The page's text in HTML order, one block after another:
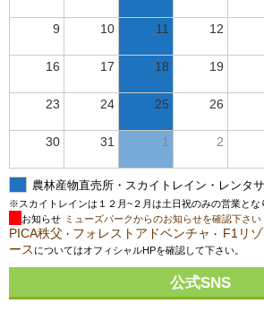
9 10 11 12
16 17 18 19
23 24 25 26
30 31 1 2
農林産物直売所・スカイトレイン・レンタ
※スカイトレインは１２月~２月は土日祝のみの営業とな
お知らせ ミューズパークからのお知らせを確認下さい
PICA秩父 ・ フォレストアドベンチャ ・ F1リ
ース についてはオフィシャルHPを確認して下さい。
公式SNS